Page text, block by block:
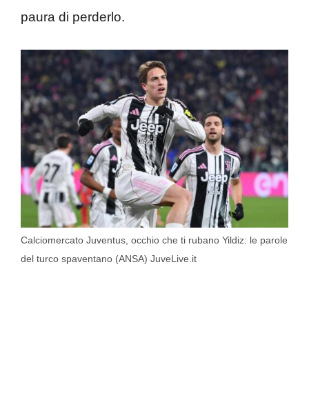
paura di perderlo.
Calciomercato Juventus, occhio che ti rubano Yildiz: le parole
del turco spaventano (ANSA) JuveLive.it